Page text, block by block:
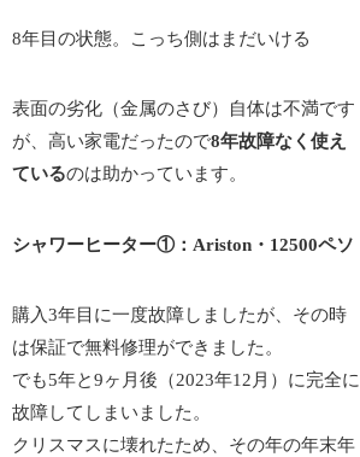
8年目の状態。こっち側はまだいける
表面の劣化（金属のさび）
自体は不満です
が、高い家電だったので8年故障なく使え
ているのは助かっています。
シャワーヒーター①：Ariston・12500ペソ
購入3年目に一度故障しましたが、その時
は保証で無料修理ができました。
でも5年と9ヶ月後（2023年12月）に完全に
故障してしまいました。
クリスマスに壊れたため、その年の年末年